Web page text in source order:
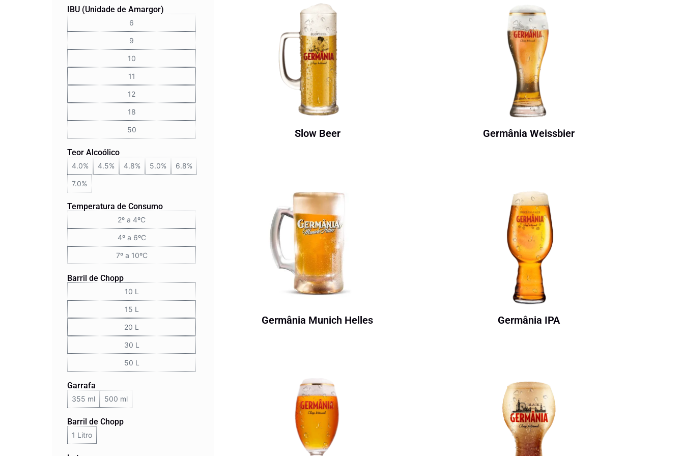
IBU (Unidade de Amargor)
6
9
10
11
12
18
50
Teor Alcoólico
4.0% 4.5% 4.8% 5.0% 6.8%
7.0%
Temperatura de Consumo
2º a 4ºC
4º a 6ºC
7º a 10ºC
Barril de Chopp
10 L
15 L
20 L
30 L
50 L
Garrafa
355 ml 500 ml
Barril de Chopp
1 Litro
Slow Beer Germânia Weissbier
Germânia Munich Helles Germânia IPA